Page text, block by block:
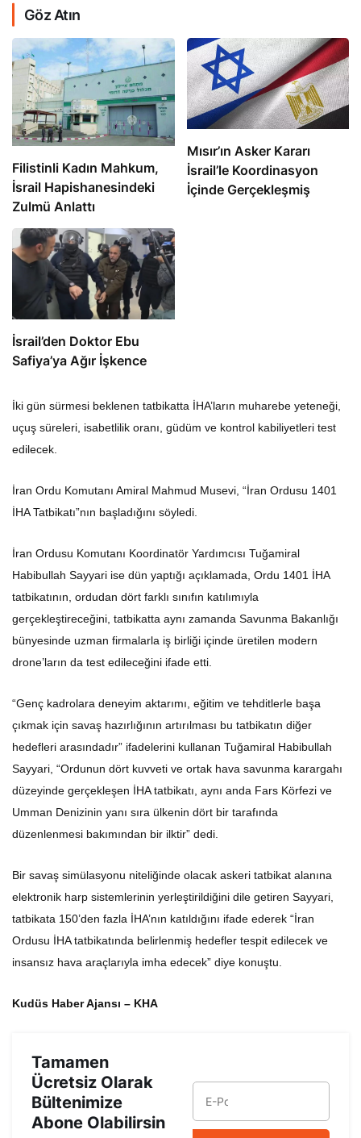
Göz Atın
Filistinli Kadın Mahkum,
İsrail Hapishanesindeki
Zulmü Anlattı
Mısır’ın Asker Kararı
İsrail’le Koordinasyon
İçinde Gerçekleşmiş
İsrail’den Doktor Ebu
Safiya’ya Ağır İşkence
İki gün sürmesi beklenen tatbikatta İHA’ların muharebe yeteneği,
uçuş süreleri, isabetlilik oranı, güdüm ve kontrol kabiliyetleri test
edilecek.
İran Ordu Komutanı Amiral Mahmud Musevi, “İran Ordusu 1401
İHA Tatbikatı”nın başladığını söyledi.
İran Ordusu Komutanı Koordinatör Yardımcısı Tuğamiral
Habibullah Sayyari ise dün yaptığı açıklamada, Ordu 1401 İHA
tatbikatının, ordudan dört farklı sınıfın katılımıyla
gerçekleştireceğini, tatbikatta aynı zamanda Savunma Bakanlığı
bünyesinde uzman firmalarla iş birliği içinde üretilen modern
drone’ların da test edileceğini ifade etti.
“Genç kadrolara deneyim aktarımı, eğitim ve tehditlerle başa
çıkmak için savaş hazırlığının artırılması bu tatbikatın diğer
hedefleri arasındadır” ifadelerini kullanan Tuğamiral Habibullah
Sayyari, “Ordunun dört kuvveti ve ortak hava savunma karargahı
düzeyinde gerçekleşen İHA tatbikatı, aynı anda Fars Körfezi ve
Umman Denizinin yanı sıra ülkenin dört bir tarafında
düzenlenmesi bakımından bir ilktir” dedi.
Bir savaş simülasyonu niteliğinde olacak askeri tatbikat alanına
elektronik harp sistemlerinin yerleştirildiğini dile getiren Sayyari,
tatbikata 150’den fazla İHA’nın katıldığını ifade ederek “İran
Ordusu İHA tatbikatında belirlenmiş hedefler tespit edilecek ve
insansız hava araçlarıyla imha edecek” diye konuştu.
Kudüs Haber Ajansı – KHA
Tamamen
Ücretsiz Olarak
Bültenimize
Abone Olabilirsin